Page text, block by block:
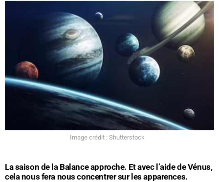
Image crédit : Shutterstock
La saison de la Balance approche. Et avec l’aide de Vénus,
cela nous fera nous concentrer sur les apparences.